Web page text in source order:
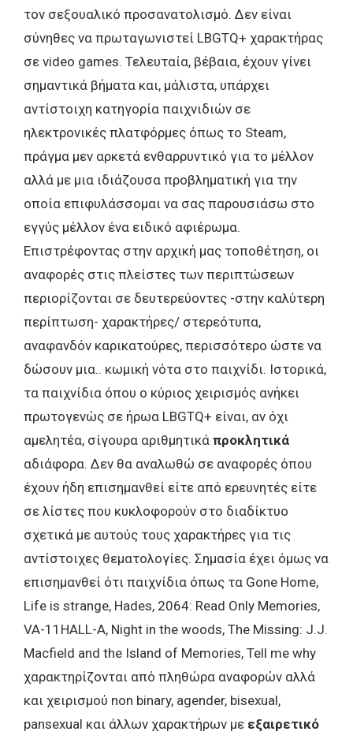
τον σεξουαλικό προσανατολισμό. Δεν είναι
σύνηθες να πρωταγωνιστεί LBGTQ+ χαρακτήρας
σε video games. Τελευταία, βέβαια, έχουν γίνει
σημαντικά βήματα και, μάλιστα, υπάρχει
αντίστοιχη κατηγορία παιχνιδιών σε
ηλεκτρονικές πλατφόρμες όπως το Steam,
πράγμα μεν αρκετά ενθαρρυντικό για το μέλλον
αλλά με μια ιδιάζουσα προβληματική για την
οποία επιφυλάσσομαι να σας παρουσιάσω στο
εγγύς μέλλον ένα ειδικό αφιέρωμα.
Επιστρέφοντας στην αρχική μας τοποθέτηση, οι
αναφορές στις πλείστες των περιπτώσεων
περιορίζονται σε δευτερεύοντες -στην καλύτερη
περίπτωση- χαρακτήρες/ στερεότυπα,
αναφανδόν καρικατούρες, περισσότερο ώστε να
δώσουν μια.. κωμική νότα στο παιχνίδι. Ιστορικά,
τα παιχνίδια όπου ο κύριος χειρισμός ανήκει
πρωτογενώς σε ήρωα LBGTQ+ είναι, αν όχι
αμελητέα, σίγουρα αριθμητικά προκλητικά
αδιάφορα. Δεν θα αναλωθώ σε αναφορές όπου
έχουν ήδη επισημανθεί είτε από ερευνητές είτε
σε λίστες που κυκλοφορούν στο διαδίκτυο
σχετικά με αυτούς τους χαρακτήρες για τις
αντίστοιχες θεματολογίες. Σημασία έχει όμως να
επισημανθεί ότι παιχνίδια όπως τα Gone Home,
Life is strange, Hades, 2064: Read Only Memories,
VA-11HALL-A, Night in the woods, The Missing: J.J.
Macfield and the Island of Memories, Tell me why
χαρακτηρίζονται από πληθώρα αναφορών αλλά
και χειρισμού non binary, agender, bisexual,
pansexual και άλλων χαρακτήρων με εξαιρετικό